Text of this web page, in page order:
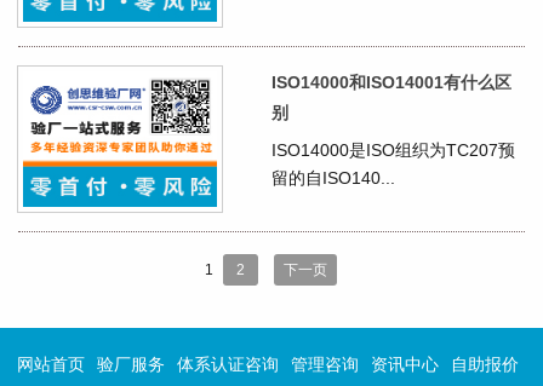
ISO14000和ISO14001有什么区
别
ISO14000是ISO组织为TC207预
留的自ISO140...
1 2 下一页
网站首页 验厂服务 体系认证咨询 管理咨询 资讯中心 自助报价